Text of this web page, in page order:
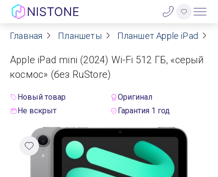
Акции
О нас
Договор оферты
Реквизиты
Контакты
Главная Планшеты Планшет Apple iPad
Apple iPad mini (2024) Wi-Fi 512 ГБ, «серый
космос» (без RuStore)
Новый товар
Оригинал
Не вскрыт
Гарантия 1 год